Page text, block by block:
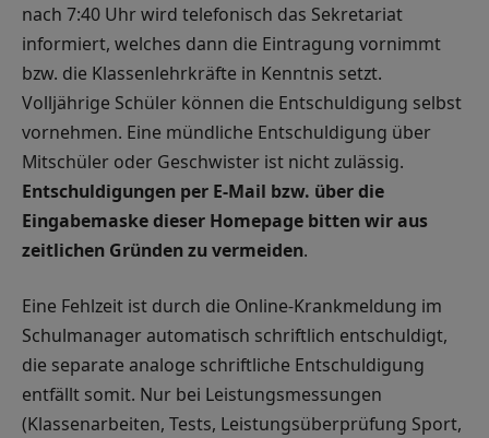
nach 7:40 Uhr wird telefonisch das Sekretariat
informiert, welches dann die Eintragung vornimmt
bzw. die Klassenlehrkräfte in Kenntnis setzt.
Volljährige Schüler können die Entschuldigung selbst
vornehmen. Eine mündliche Entschuldigung über
Mitschüler oder Geschwister ist nicht zulässig.
Entschuldigungen per E-Mail bzw. über die
Eingabemaske dieser Homepage bitten wir aus
zeitlichen Gründen zu vermeiden.
Eine Fehlzeit ist durch die Online-Krankmeldung im
Schulmanager automatisch schriftlich entschuldigt,
die separate analoge schriftliche Entschuldigung
entfällt somit. Nur bei Leistungsmessungen
(Klassenarbeiten, Tests, Leistungsüberprüfung Sport,